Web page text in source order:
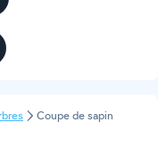
Coupe de sapin